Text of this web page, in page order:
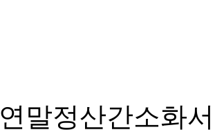
말정산간소화